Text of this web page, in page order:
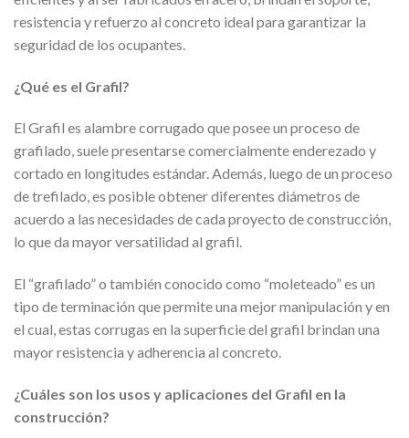
resistencia y refuerzo al concreto ideal para garantizar la
seguridad de los ocupantes.
¿Qué es el Grafil?
El Grafil es alambre corrugado que posee un proceso de
grafilado, suele presentarse comercialmente enderezado y
cortado en longitudes estándar. Además, luego de un proceso
de trefilado, es posible obtener diferentes diámetros de
acuerdo a las necesidades de cada proyecto de construcción,
lo que da mayor versatilidad al grafil.
El “grafilado” o también conocido como “moleteado” es un
tipo de terminación que permite una mejor manipulación y en
el cual, estas corrugas en la superficie del grafil brindan una
mayor resistencia y adherencia al concreto.
¿Cuáles son los usos y aplicaciones del Grafil en la
construcción?